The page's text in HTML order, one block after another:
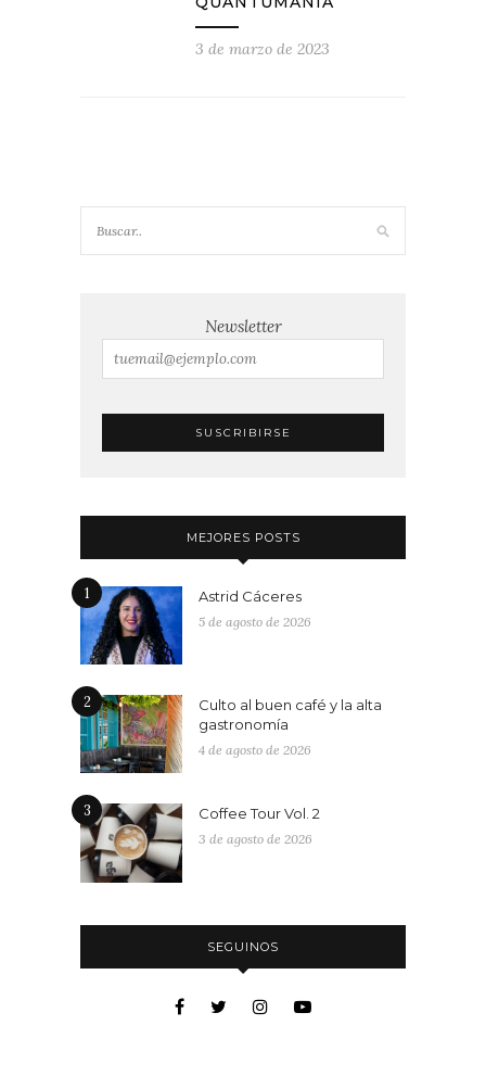
3 de marzo de 2023
Newsletter
MEJORES POSTS
1 Astrid Cáceres
5 de agosto de 2026
2
Culto al buen café y la alta
gastronomía
4 de agosto de 2026
3 Coffee Tour Vol. 2
3 de agosto de 2026
SEGUINOS